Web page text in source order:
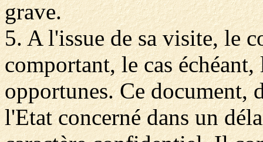
grave.
5. A l'issue de sa visite, le
comportant, le cas
opportunes. Ce document,
l'Etat concerné dans un